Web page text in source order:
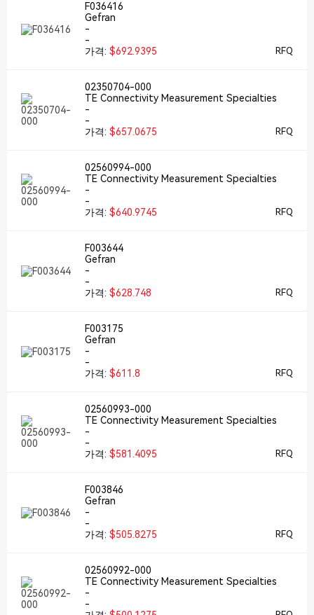
F036416
Gefran
-
-
가격: $692.9395 RFQ
02350704-000
TE Connectivity Measurement Specialties
-
-
가격: $657.0675 RFQ
02560994-000
TE Connectivity Measurement Specialties
-
-
가격: $640.9745 RFQ
F003644
Gefran
-
-
가격: $628.748 RFQ
F003175
Gefran
-
-
가격: $611.8 RFQ
02560993-000
TE Connectivity Measurement Specialties
-
-
가격: $581.4095 RFQ
F003846
Gefran
-
-
가격: $505.8275 RFQ
02560992-000
TE Connectivity Measurement Specialties
-
-